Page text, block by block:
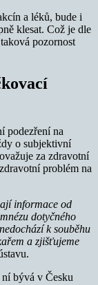
a léků, bude i
klesat. Což je dle
pozornost
podezření na
o subjektivní
za zdravotní
problém na
informace od
dotyčného
k souběhu
a zjišťujeme
bývá v Česku